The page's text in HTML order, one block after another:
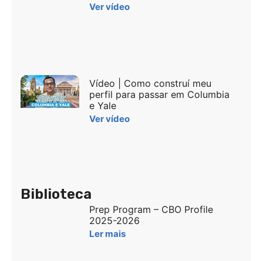
Ver vídeo
Vídeo | Como construí meu
perfil para passar em Columbia
e Yale
Ver vídeo
Biblioteca
Prep Program – CBO Profile
2025-2026
Ler mais